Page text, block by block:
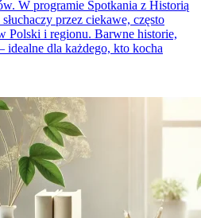
W programie Spotkania z Historią
przez ciekawe, często
Polski i regionu. Barwne historie,
idealne dla każdego, kto kocha